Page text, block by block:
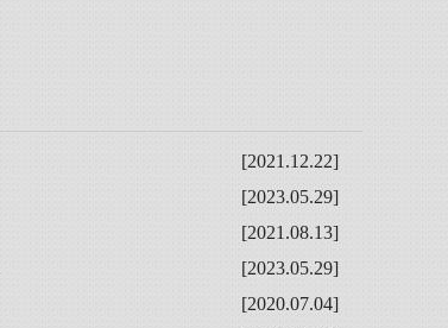
[2021.12.22]
[2023.05.29]
[2021.08.13]
[2023.05.29]
[2020.07.04]